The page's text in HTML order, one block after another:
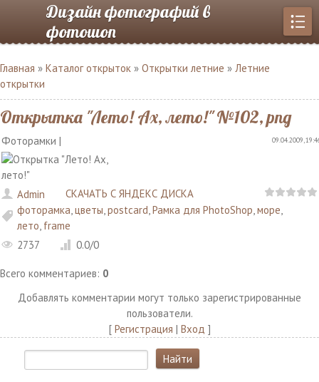
Дизайн фотографий в
фотошоп
Главная » Каталог открыток » Открытки летние » Летние
открытки
Открытка "Лето! Ах, лето!" №102, png
Фоторамки | 09.04.2009,
Admin
СКАЧАТЬ С ЯНДЕКС ДИСКА
фоторамка,цветы,postcard,Рамка для PhotoShop,море,
лето, frame
2737
0.0/0
Всего комментариев: 0
Добавлять комментарии могут только зарегистрированные
пользователи.
[ Регистрация | Вход ]